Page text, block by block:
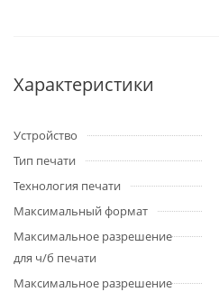
Характеристики
Устройство
Тип печати
Технология печати
Максимальный формат
Максимальное разрешение
для ч/б печати
Максимальное разрешение